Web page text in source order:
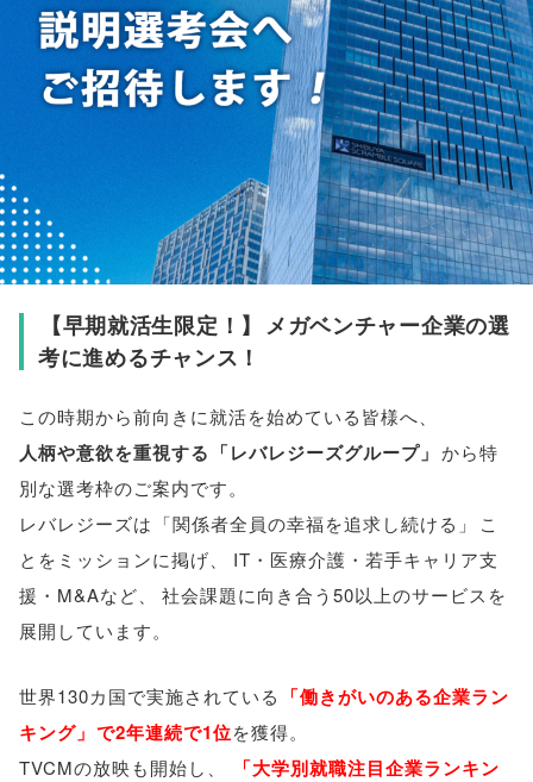
【早期就活生限定！ 】 メガベンチャー企業の選
考に進めるチャンス！
この時期から前向きに就活を始めている皆様へ、
人柄や意欲を重視する 「レバレジーズグループ」 から特
別な選考枠のご案内です。
レバレジーズは 「関係者全員の幸福を追求し続ける 」
こ
とをミッションに掲げ、
IT・医療介護・若手キャリア支
援・M&Aなど、
社会課題に向き合う50以上のサービスを
展開しています。
世界130カ国で実施されている 「働きがいのある企業ラン
キング」 で2年連続で1位を獲得。
TVCMの放映も開始し
「大学別就職注目企業ランキン